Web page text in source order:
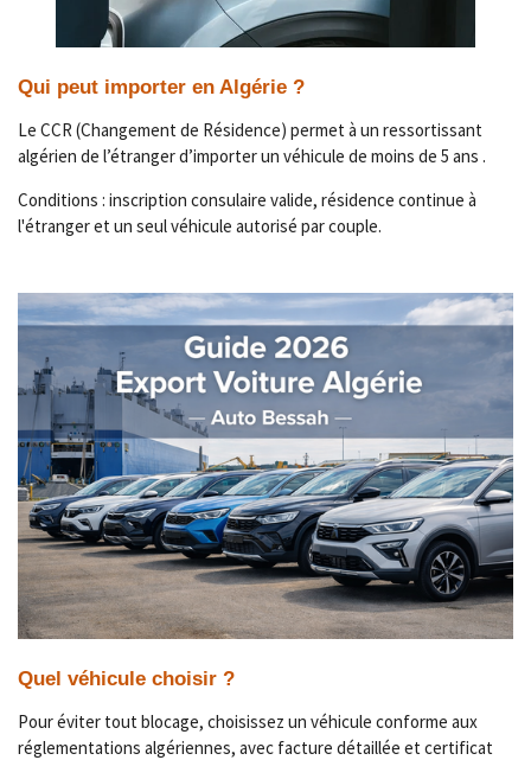
Qui peut importer en Algérie ?
Le CCR (Changement de Résidence) permet à un ressortissant
algérien de l’étranger d’importer un véhicule de moins de 5 ans .
Conditions : inscription consulaire valide, résidence continue à
l'étranger et un seul véhicule autorisé par couple.
Quel véhicule choisir ?
Pour éviter tout blocage, choisissez un véhicule conforme aux
réglementations algériennes, avec facture détaillée et certificat